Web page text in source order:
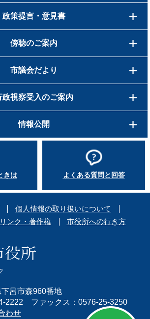
政策提言・意見書
傍聴のご案内
市議会だより
政視察受入のご案内
情報公開
きは よくある質問と回答
個人情報の取り扱いについて
リンク・著作権 市役所への行き方
呂市森960番地
2222 ファックス：0576-25-3250
わせ